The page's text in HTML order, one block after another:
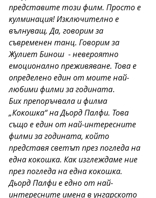
представите този филм. Просто е
кулминация! Изключително е
вълнуващ. Да, говорим за
съвременен танц. Говорим за
Жулиет Бинош  - невероятно
емоционално преживяване. Това е
определено един от моите най-
любими филми за годината.
Бихпрепоръчвала и филма
„Кокошка“ на Дьорд Палфи. Това
също е един от най-интересните
филми за годината, който
представя светът през погледа на
една кокошка. Как изглеждаме ние
през погледа на една кокошка.
Дьорд Палфи е едно от най-
интересните имена в унгарското